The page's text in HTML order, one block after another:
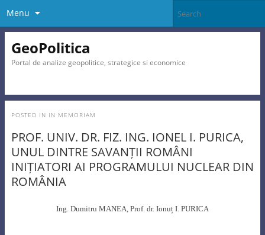
Menu
GeoPolitica
Portal de analize geopolitice, strategice si economice
POSTED IN IN MEMORIAM
PROF. UNIV. DR. FIZ. ING. IONEL I. PURICA,
UNUL DINTRE SAVANȚII ROMÂNI
INIȚIATORI AI PROGRAMULUI NUCLEAR DIN
ROMÂNIA
Ing. Dumitru MANEA, Prof. dr. Ionuț I. PURICA